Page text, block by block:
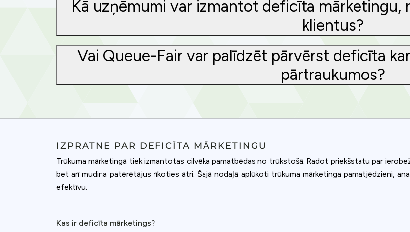
Kā uzņēmumi var izmantot deficīta
klientus?
Vai Queue-Fair var palīdzēt pārvērst deficīta
pārtraukumos?
IZPRATNE PAR DEFICĪTA MĀRKETINGU
Trūkuma mārketingā tiek izmantotas cilvēka pamatbēdas no trūkstošā. Radot priekšstatu par
bet arī mudina patērētājus rīkoties ātri. Šajā nodaļā aplūkoti trūkuma mārketinga pamatjēdzieni,
efektīvu.
Kas ir deficīta mārketings?